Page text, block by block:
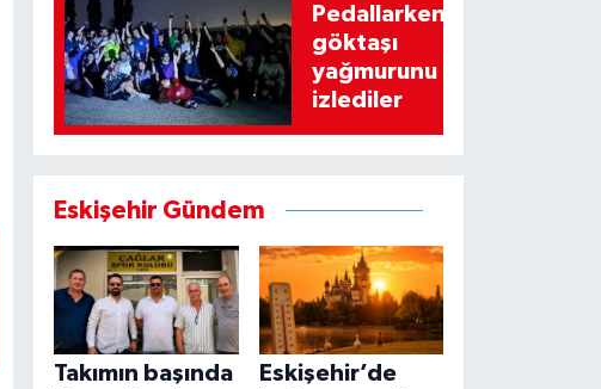
Pedallarken
göktaşı
yağmurunu
izlediler
Eskişehir Gündem
Takımın başında
Eskişehir’de